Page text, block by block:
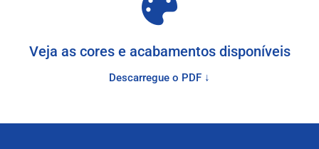
Veja as cores e acabamentos disponíveis
Descarregue o PDF ↓